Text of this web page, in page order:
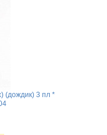
(дождик) 3 пл *